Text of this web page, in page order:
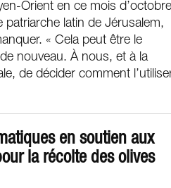
Orient en ce mois d’octobre
patriarche latin de Jérusalem,
« Cela peut être le
nouveau. À nous, et à la
de décider comment
en soutien aux
la récolte des olives